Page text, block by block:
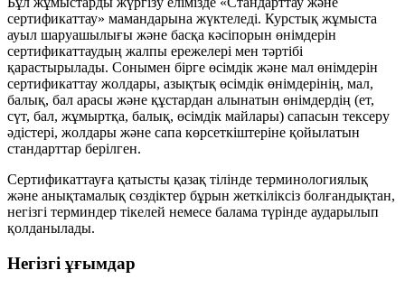
сертификаттау» мамандарына жүктеледі. Курстық жұмыста
ауыл шаруашылығы және басқа кәсіпорын өнімдерін
сертификаттаудың жалпы ережелері мен тәртібі
қарастырылады. Сонымен бірге өсімдік және мал өнімдерін
сертификаттау жолдары, азықтық өсімдік өнімдерінің, мал,
балық, бал арасы және құстардан алынатын өнімдердің (ет,
сүт, бал, жұмыртқа, балық, өсімдік майлары) сапасын тексеру
әдістері, жолдары және сапа көрсеткіштеріне қойылатын
стандарттар берілген.
Сертификаттауға қатысты қазақ тілінде терминологиялық
және анықтамалық сөздіктер бұрын жеткіліксіз болғандықтан,
негізгі терминдер тікелей немесе балама түрінде аударылып
қолданылады.
Негізгі ұғымдар